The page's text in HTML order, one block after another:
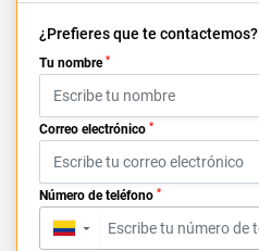
¿Prefieres que te contactemos?
Tu nombre *
Correo electrónico *
Número de teléfono *
▼